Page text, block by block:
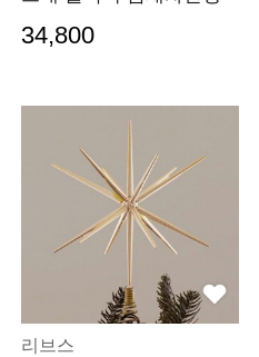
34,800
리브스